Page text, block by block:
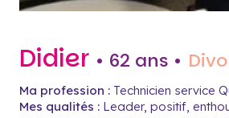
Didier • 62 ans •
Ma profession : Technicien service
Mes qualités : Leader, positif,